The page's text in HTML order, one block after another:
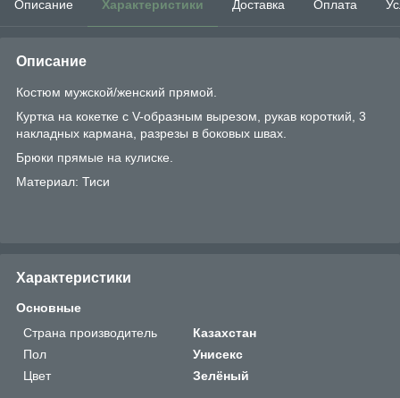
Описание Характеристики Доставка Оплата
Описание
Костюм мужской/женский прямой.
Куртка на кокетке с V-образным вырезом, рукав короткий, 3
накладных кармана, разрезы в боковых швах.
Брюки прямые на кулиске.
Материал: Тиси
Характеристики
Основные
Страна производитель
Казахстан
Пол
Унисекс
Цвет
Зелёный